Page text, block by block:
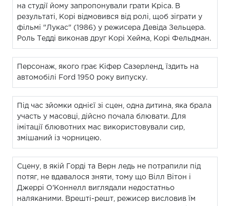
на студії йому запропонували грати Кріса. В
результаті, Корі відмовився від ролі, щоб зіграти у
фільмі "Лукас" (1986) у режисера Девіда Зельцера.
Роль Тедді виконав друг Корі Хейма, Корі Фельдман.
Персонаж, якого грає Кіфер Сазерленд, їздить на
автомобілі Ford 1950 року випуску.
Під час зйомки однієї зі сцен, одна дитина, яка брала
участь у масовці, дійсно почала блювати. Для
імітації блювотних мас використовували сир,
змішаний із чорницею.
Сцену, в якій Горді та Верн ледь не потрапили під
потяг, не вдавалося зняти, тому що Вілл Вітон і
Джеррі О'Коннелл виглядали недостатньо
наляканими. Врешті-решт, режисер висловив їм